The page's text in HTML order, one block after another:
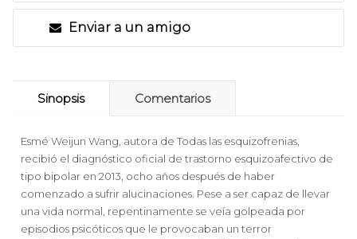
Enviar a un amigo
Sinopsis Comentarios
Esmé Weijun Wang, autora de Todas las esquizofrenias,
recibió el diagnóstico oficial de trastorno esquizoafectivo de
tipo bipolar en 2013, ocho años después de haber
comenzado a sufrir alucinaciones. Pese a ser capaz de llevar
una vida normal, repentinamente se veía golpeada por
episodios psicóticos que le provocaban un terror